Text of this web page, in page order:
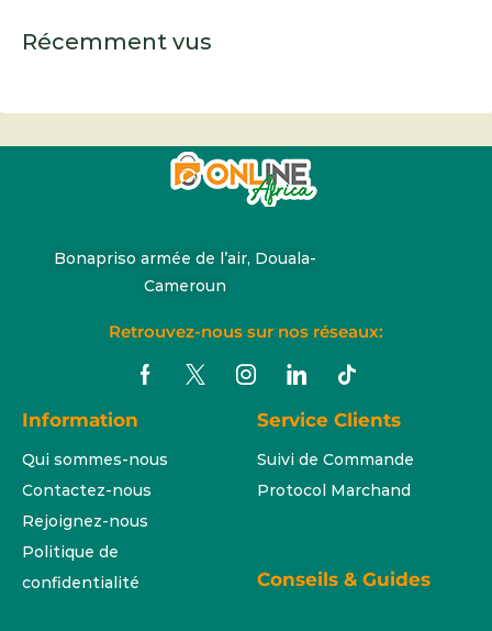
Récemment vus
Bonapriso armée de l’air, Douala-
Cameroun
Retrouvez-nous sur nos réseaux:
Information
Qui sommes-nous
Contactez-nous
Rejoignez-nous
Politique de
confidentialité
Service Clients
Suivi de Commande
Protocol Marchand
Conseils & Guides